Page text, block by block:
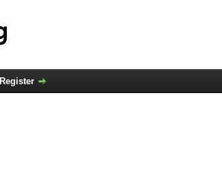
Register